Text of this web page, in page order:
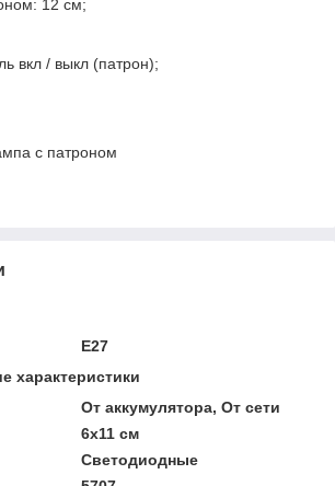
12 см;
вкл / выкл (патрон);
с патроном
E27
характеристики
От аккумулятора, От сети
6x11 см
Светодиодные